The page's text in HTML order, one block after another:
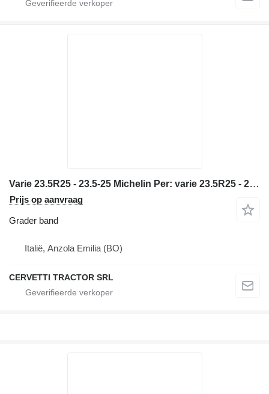
Varie 23.5R25 - 23.5-25 Michelin Per: varie 23.5R25 - 23.5-25 Pneuma
Prijs op aanvraag
Grader band
Italië, Anzola Emilia (BO)
CERVETTI TRACTOR SRL